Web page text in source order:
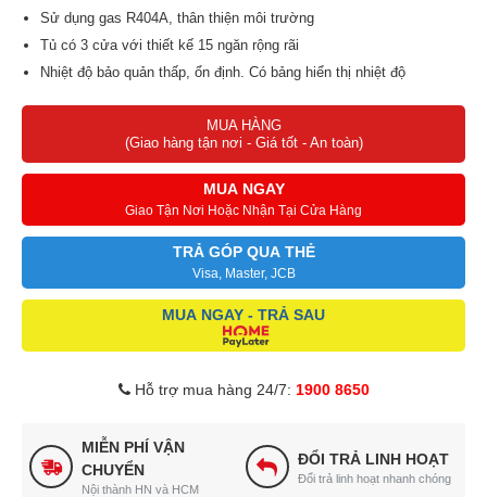
Sử dụng gas R404A, thân thiện môi trường
Tủ có 3 cửa với thiết kế 15 ngăn rộng rãi
Nhiệt độ bảo quản thấp, ổn định. Có bảng hiển thị nhiệt độ
Tủ có 8 bánh xe trong đó 4 bánh có khóa
Cửa có bản lề tự động đóng
Cửa kính 3 lớp kính cường lực, có sưởi kính
Đèn LED bên trong tủ nhằm tăng khả năng chiếu sáng, hợp thời
trang và tiết kiệm điện
MUA HÀNG
(Giao hàng tận nơi - Giá tốt - An toàn)
MUA NGAY
Giao Tận Nơi Hoặc Nhận Tại Cửa Hàng
TRẢ GÓP QUA THẺ
Visa, Master, JCB
MUA NGAY - TRẢ SAU
Hỗ trợ mua hàng 24/7: 1900 8650
MIỄN PHÍ VẬN
CHUYỂN
Nội thành HN và HCM
ĐỔI TRẢ LINH HOẠT
Đổi trả linh hoạt nhanh chóng